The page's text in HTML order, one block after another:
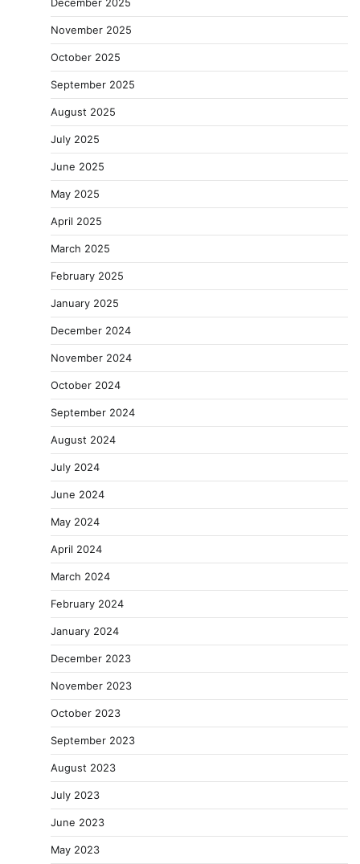
December 2025
November 2025
October 2025
September 2025
August 2025
July 2025
June 2025
May 2025
April 2025
March 2025
February 2025
January 2025
December 2024
November 2024
October 2024
September 2024
August 2024
July 2024
June 2024
May 2024
April 2024
March 2024
February 2024
January 2024
December 2023
November 2023
October 2023
September 2023
August 2023
July 2023
June 2023
May 2023